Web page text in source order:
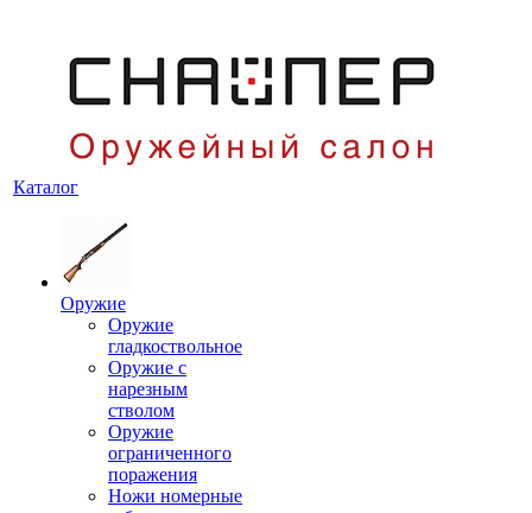
Каталог
Оружие
Оружие
гладкоствольное
Оружие с
нарезным
стволом
Оружие
ограниченного
поражения
Ножи номерные